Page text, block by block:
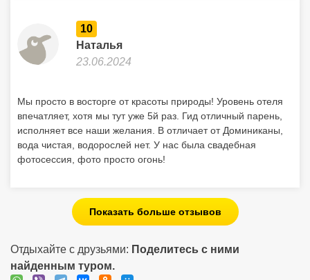
10
Наталья
23.06.2024
Мы просто в восторге от красоты природы! Уровень отеля
впечатляет, хотя мы тут уже 5й раз. Гид отличный парень,
исполняет все наши желания. В отличает от Доминиканы,
вода чистая, водорослей нет. У нас была свадебная
фотосессия, фото просто огонь!
Показать больше отзывов
Отдыхайте с друзьями: Поделитесь с ними
найденным туром.